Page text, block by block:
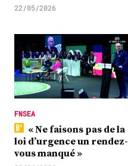
22/05/2026
FNSEA
« Ne faisons pas de la
loi d’urgence un rendez-
vous manqué »